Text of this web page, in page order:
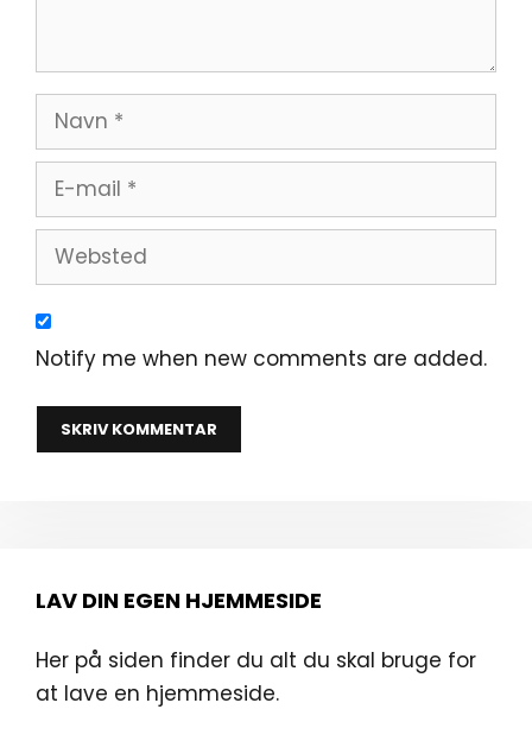
Navn
mail
Websted
Notify me when new comments are added.
LAV DIN EGEN HJEMMESIDE
Her på siden finder du alt du skal bruge for
at lave en hjemmeside.